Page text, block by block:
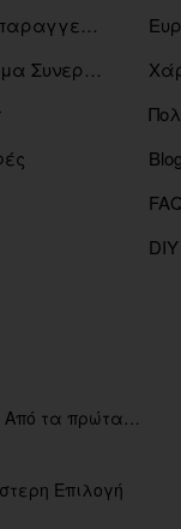
Ιστορικό παραγγελιών
Πρόγραμμα Συνεργατών
Η διαδρομή μας στο άτμισμα – Από τα πρώτα eGo έως τη σύγχρονη εποχή
Επιλογή